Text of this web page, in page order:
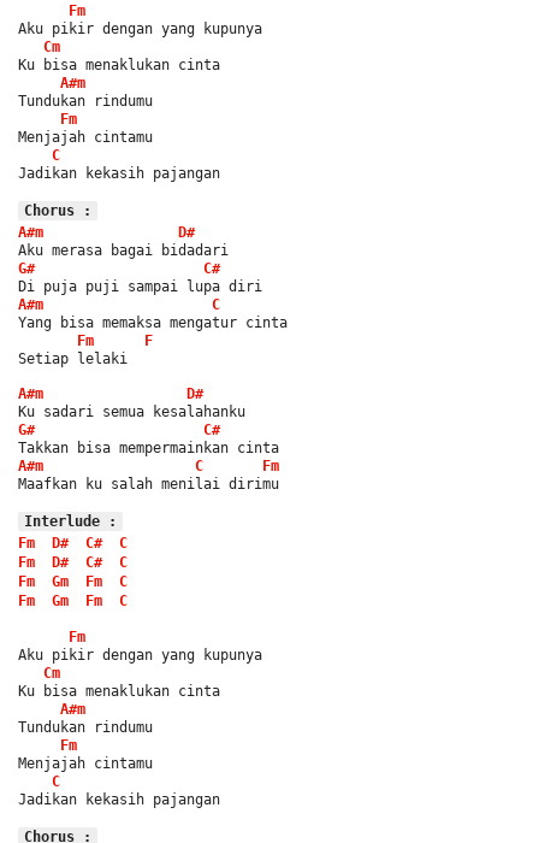
Fm
Aku pikir dengan yang kupunya
Cm
Ku bisa menaklukan cinta
A#m
Tundukan rindumu
Fm
Menjajah cintamu
C
Jadikan kekasih pajangan
Chorus :
A#m
D#
Aku merasa bagai bidadari
G#
C#
Di puja puji sampai lupa diri
A#m
C
Yang bisa memaksa mengatur cinta
Fm
F
Setiap lelaki
A#m
D#
Ku sadari semua kesalahanku
G#
C#
Takkan bisa mempermainkan cinta
A#m
C
Fm
Maafkan ku salah menilai dirimu
Interlude :
Fm
D# C#
C
Fm
D# C#
C
Fm
Gm Fm
C
Fm
Gm Fm C
Fm
Aku pikir dengan yang kupunya
Cm
Ku bisa menaklukan cinta
A#m
Tundukan rindumu
Fm
Menjajah cintamu
C
Jadikan kekasih pajangan
Chorus :